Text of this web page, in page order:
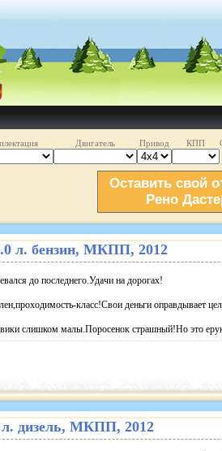
Двигатель Привод КПП
Оставить свой
Рено
л. бензин, МКПП, 2012
до последнего.Удачи на дорогах!
класс!Свои деньги оправдывает
слишком малы.Поросенок страшный!Но это
л. дизель, МКПП, 2012